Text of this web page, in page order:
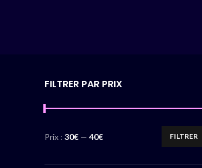
FILTRER PAR PRIX
FILTRER
Prix : 30€ — 40€